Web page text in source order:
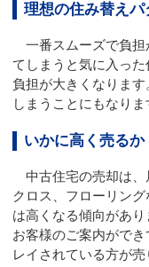
理想の住み替えパ
一番スムーズで負担
てしまうと気に入っ
負担が大きくなりま
しまうことにもなりま
いかに高く売るか
中古住宅の売却は、
クロス、フローリン
は高くなる傾向があ
お客様のご案内がで
レイされている方が